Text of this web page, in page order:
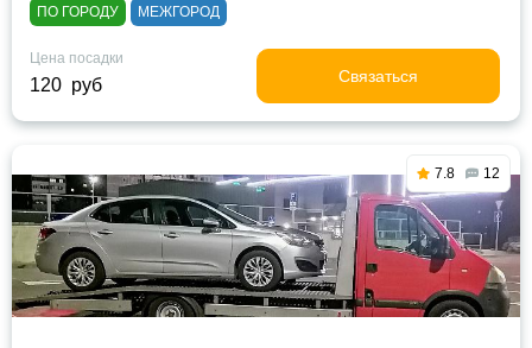
ПО ГОРОДУ МЕЖГОРОД
Цена посадки
120 руб Связаться
7.8 12